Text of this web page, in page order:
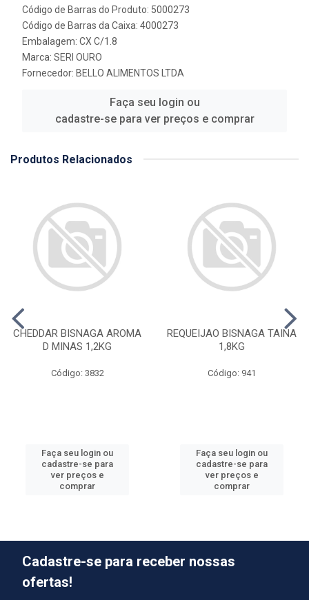
Código de Barras do Produto: 5000273
Código de Barras da Caixa: 4000273
Embalagem: CX C/1.8
Marca: SERI OURO
Fornecedor: BELLO ALIMENTOS LTDA
Faça seu login ou
cadastre-se para ver preços e comprar
Produtos Relacionados
CHEDDAR BISNAGA AROMA
D MINAS 1,2KG
Código: 3832
Faça seu login ou
cadastre-se para
ver preços e
comprar
REQUEIJAO BISNAGA TAINA
1,8KG
Código: 941
Faça seu login ou
cadastre-se para
ver preços e
comprar
Cadastre-se para receber nossas
ofertas!